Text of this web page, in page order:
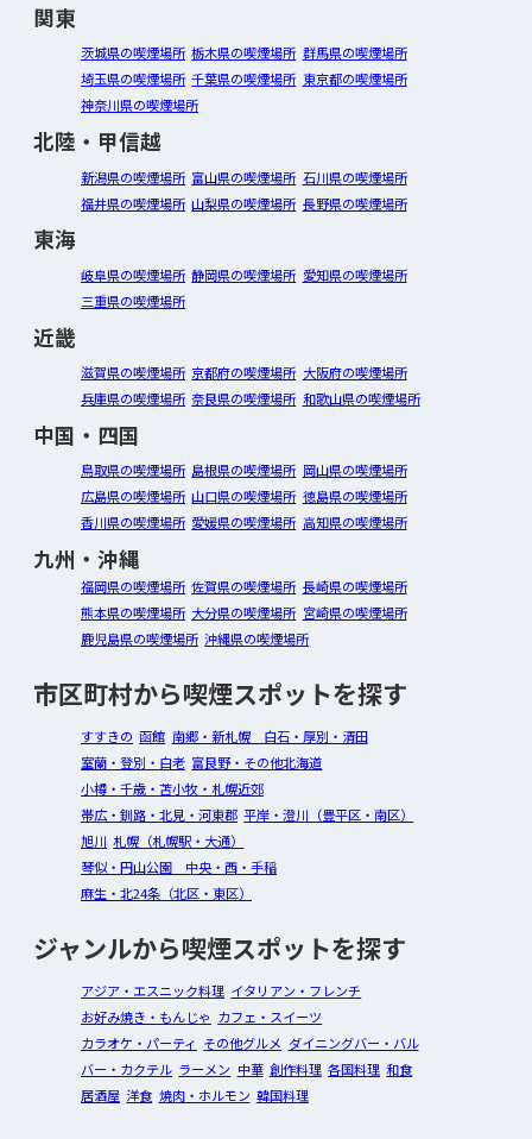
関東
茨城県の喫煙場所 栃木県の喫煙場所 群馬県の喫煙場所
埼玉県の喫煙場所 千葉県の喫煙場所 東京都の喫煙場所
神奈川県の喫煙場所
北陸・甲信越
新潟県の喫煙場所 富山県の喫煙場所 石川県の喫煙場所
福井県の喫煙場所 山梨県の喫煙場所 長野県の喫煙場所
東海
岐阜県の喫煙場所 静岡県の喫煙場所 愛知県の喫煙場所
三重県の喫煙場所
近畿
滋賀県の喫煙場所 京都府の喫煙場所 大阪府の喫煙場所
兵庫県の喫煙場所 奈良県の喫煙場所 和歌山県の喫煙場所
中国・四国
鳥取県の喫煙場所 島根県の喫煙場所 岡山県の喫煙場所
広島県の喫煙場所 山口県の喫煙場所 徳島県の喫煙場所
香川県の喫煙場所 愛媛県の喫煙場所 高知県の喫煙場所
九州・沖縄
福岡県の喫煙場所 佐賀県の喫煙場所 長崎県の喫煙場所
熊本県の喫煙場所 大分県の喫煙場所 宮崎県の喫煙場所
鹿児島県の喫煙場所 沖縄県の喫煙場所
市区町村から喫煙スポットを探す
すすきの 函館 南郷・新札幌 白石・厚別・清田
室蘭・登別・白老 富良野・その他北海道
小樽・千歳・苫小牧・札幌近郊
帯広・釧路・北見・河東郡 平岸・澄川（豊平区・南区）
旭川 札幌（札幌駅・大通）
琴似・円山公園 中央・西・手稲
麻生・北24条（北区・東区）
ジャンルから喫煙スポットを探す
アジア・エスニック料理 イタリアン・フレンチ
お好み焼き・もんじゃ カフェ・スイーツ
カラオケ・パーティ その他グルメ ダイニングバー・バル
バー・カクテル ラーメン 中華 創作料理 各国料理 和食
居酒屋 洋食 焼肉・ホルモン 韓国料理